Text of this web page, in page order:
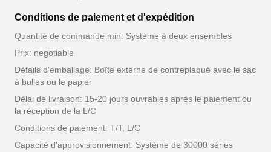
Conditions de paiement et d'expédition
Quantité de commande min: Système à deux ensembles
Prix: negotiable
Détails d'emballage: Boîte externe de contreplaqué avec le sac
à bulles ou le papier
Délai de livraison: 15-20 jours ouvrables après le paiement ou
la réception de la L/C
Conditions de paiement: T/T, L/C
Capacité d'approvisionnement: Système de 30000 séries